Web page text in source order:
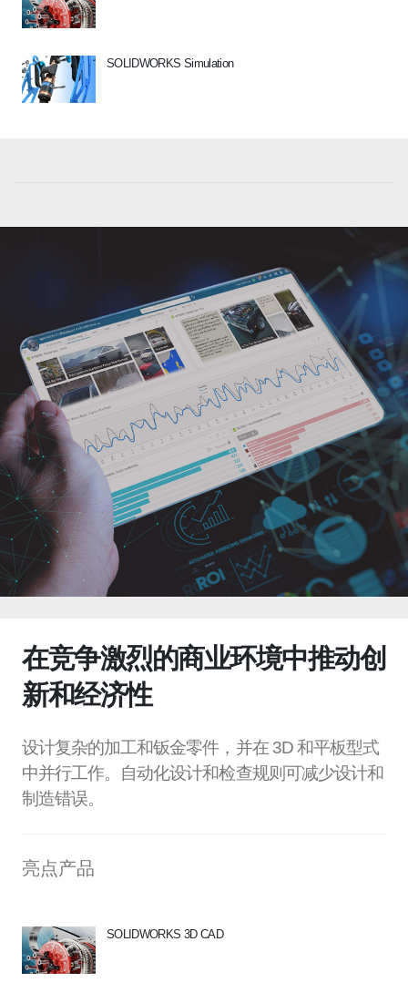
SOLIDWORKS Simulation
在竞争激烈的商业环境中推动创
新和经济性
设计复杂的加工和钣金零件，并在 3D 和平板型式
中并行工作。自动化设计和检查规则可减少设计和
制造错误。
亮点产品
SOLIDWORKS 3D CAD